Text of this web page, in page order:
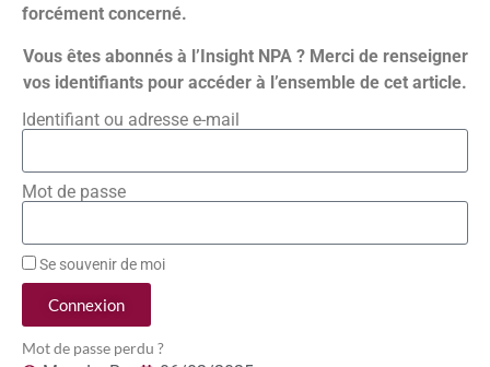
forcément concerné.
Vous êtes abonnés à l’Insight NPA ? Merci de renseigner
vos identifiants pour accéder à l’ensemble de cet article.
Identifiant ou adresse e-mail
Mot de passe
Se souvenir de moi
Connexion
Mot de passe perdu ?